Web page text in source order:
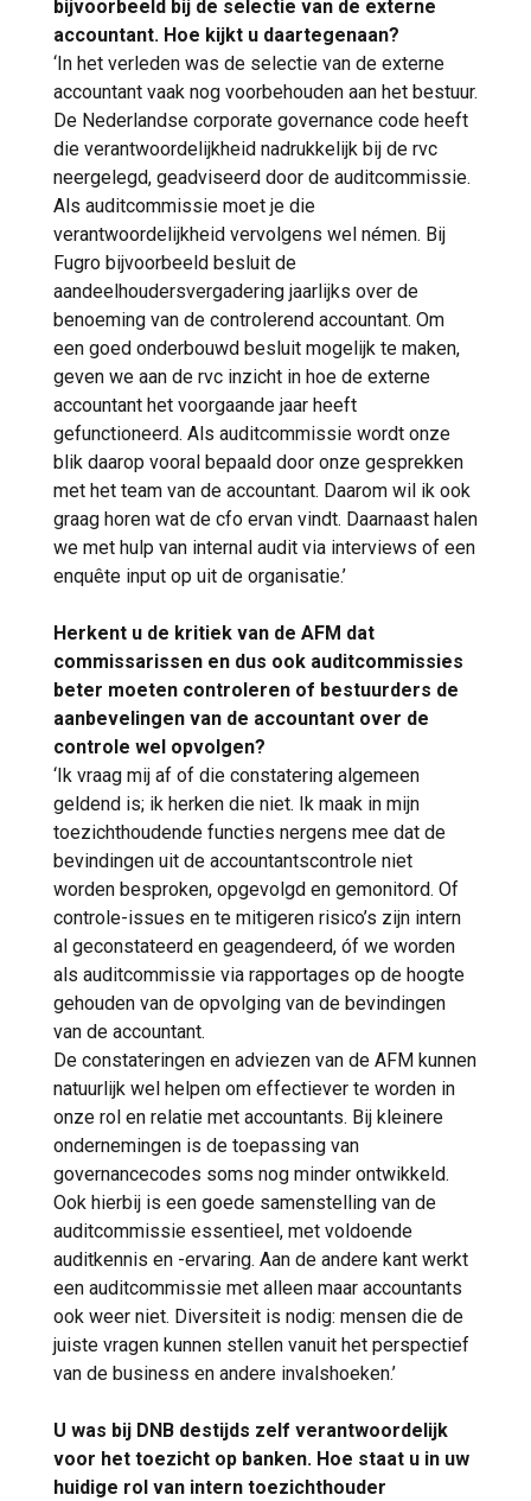
bijvoorbeeld bij de selectie van de externe
accountant. Hoe kijkt u daartegenaan?
‘In het verleden was de selectie van de externe
accountant vaak nog voorbehouden aan het bestuur.
De Nederlandse corporate governance code heeft
die verantwoordelijkheid nadrukkelijk bij de rvc
neergelegd, geadviseerd door de auditcommissie.
Als auditcommissie moet je die
verantwoordelijkheid vervolgens wel némen. Bij
Fugro bijvoorbeeld besluit de
aandeelhoudersvergadering jaarlijks over de
benoeming van de controlerend accountant. Om
een goed onderbouwd besluit mogelijk te maken,
geven we aan de rvc inzicht in hoe de externe
accountant het voorgaande jaar heeft
gefunctioneerd. Als auditcommissie wordt onze
blik daarop vooral bepaald door onze gesprekken
met het team van de accountant. Daarom wil ik ook
graag horen wat de cfo ervan vindt. Daarnaast halen
we met hulp van internal audit via interviews of een
enquête input op uit de organisatie.’
Herkent u de kritiek van de AFM dat
commissarissen en dus ook auditcommissies
beter moeten controleren of bestuurders de
aanbevelingen van de accountant over de
controle wel opvolgen?
‘Ik vraag mij af of die constatering algemeen
geldend is; ik herken die niet. Ik maak in mijn
toezichthoudende functies nergens mee dat de
bevindingen uit de accountantscontrole niet
worden besproken, opgevolgd en gemonitord. Of
controle-issues en te mitigeren risico’s zijn intern
al geconstateerd en geagendeerd, óf we worden
als auditcommissie via rapportages op de hoogte
gehouden van de opvolging van de bevindingen
van de accountant.
De constateringen en adviezen van de AFM kunnen
natuurlijk wel helpen om effectiever te worden in
onze rol en relatie met accountants. Bij kleinere
ondernemingen is de toepassing van
governancecodes soms nog minder ontwikkeld.
Ook hierbij is een goede samenstelling van de
auditcommissie essentieel, met voldoende
auditkennis en -ervaring. Aan de andere kant werkt
een auditcommissie met alleen maar accountants
ook weer niet. Diversiteit is nodig: mensen die de
juiste vragen kunnen stellen vanuit het perspectief
van de business en andere invalshoeken.’
U was bij DNB destijds zelf verantwoordelijk
voor het toezicht op banken. Hoe staat u in uw
huidige rol van intern toezichthouder